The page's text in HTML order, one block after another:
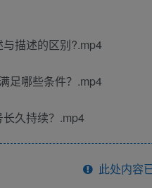
描述的区别?.mp4
足哪些条件？.mp4
久持续？.mp4
此处内容